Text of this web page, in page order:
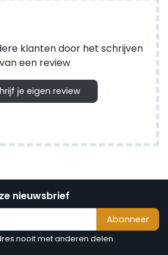
klanten door het schrijven
van een review
je eigen review
nieuwsbrief
Abonneer
nooit met anderen delen.